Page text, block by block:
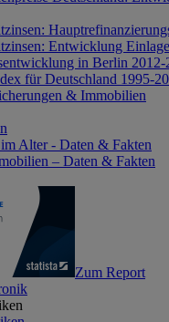
Entwicklung
in Berlin 2012-
für Deutschland 1995-
& Immobilien
Alter - Daten & Fakten
– Daten & Fakten
Zum Report